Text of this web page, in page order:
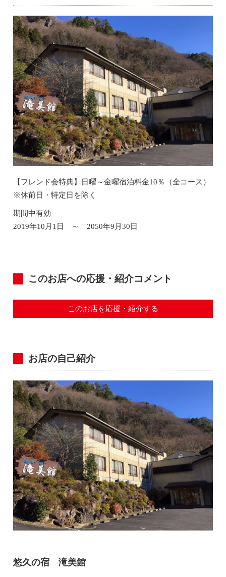
【フレンド会特典】日曜～金曜宿泊料金10％（全コース）
※休前日・特定日を除く
期間中有効
2019年10月1日 ～ 2050年9月30日
このお店への応援・紹介コメント
このお店を応援・紹介する
お店の自己紹介
悠久の宿 滝美館